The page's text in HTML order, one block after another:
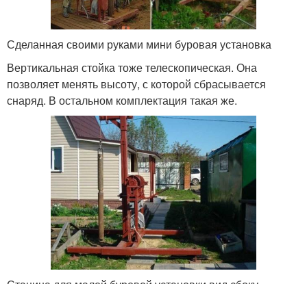
Сделанная своими руками мини буровая установка
Вертикальная стойка тоже телескопическая. Она
позволяет менять высоту, с которой сбрасывается
снаряд. В остальном комплектация такая же.